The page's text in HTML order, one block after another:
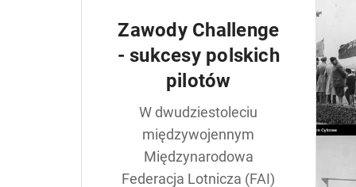
Zawody Challenge
- sukcesy polskich
pilotów
W dwudziestoleciu
międzywojennym
Międzynarodowa
Federacja Lotnicza (FAI)